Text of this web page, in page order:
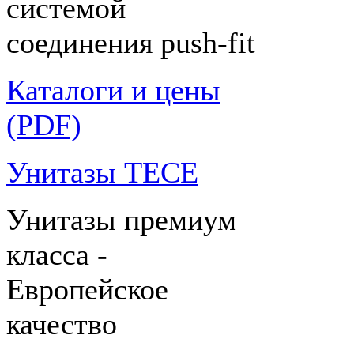
системой
соединения push-fit
Каталоги и цены
(PDF)
Унитазы TECE
Унитазы премиум
класса -
Европейское
качество